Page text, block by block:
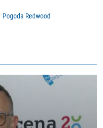
Pogoda Redwood